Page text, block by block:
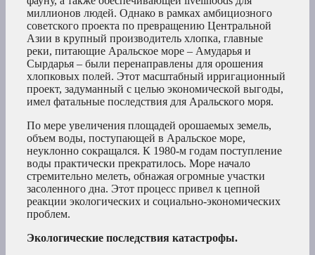
миллионов людей. Однако в рамках амбициозного
советского проекта по превращению Центральной
Азии в крупный производитель хлопка, главные
реки, питающие Аральское море – Амударья и
Сырдарья – были перенаправлены для орошения
хлопковых полей. Этот масштабный ирригационный
проект, задуманный с целью экономической выгоды,
имел фатальные последствия для Аральского моря.
По мере увеличения площадей орошаемых земель,
объем воды, поступающей в Аральское море,
неуклонно сокращался. К 1980-м годам поступление
воды практически прекратилось. Море начало
стремительно мелеть, обнажая огромные участки
засоленного дна. Этот процесс привел к цепной
реакции экологических и социально-экономических
проблем.
Экологические последствия катастрофы.